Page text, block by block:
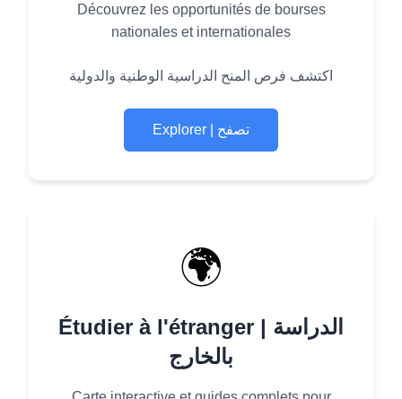
Découvrez les opportunités de bourses
nationales et internationales
اكتشف فرص المنح الدراسية الوطنية والدولية
Explorer | تصفح
🌍
Étudier à l'étranger | الدراسة
بالخارج